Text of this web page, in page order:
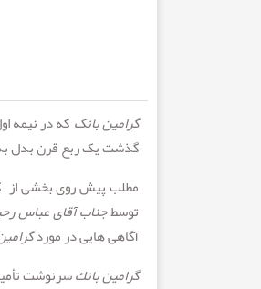
گرامین بانک که در نیمه
گذشت یک ربع قرن بدل به
مطلب پیش روی بخشی از
توسطجناب آقای عباس
آگاهی هایی در مورد
گرامين بانك سرنوشت